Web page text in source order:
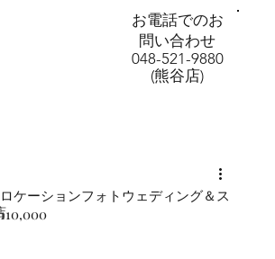
お電話でのお
問い合わせ
048-521-9880
(熊谷店)
ケーションフォトウェディング＆ス